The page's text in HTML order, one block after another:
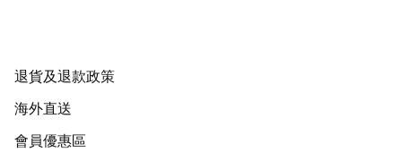
退貨及退款政策
海外直送
會員優惠區